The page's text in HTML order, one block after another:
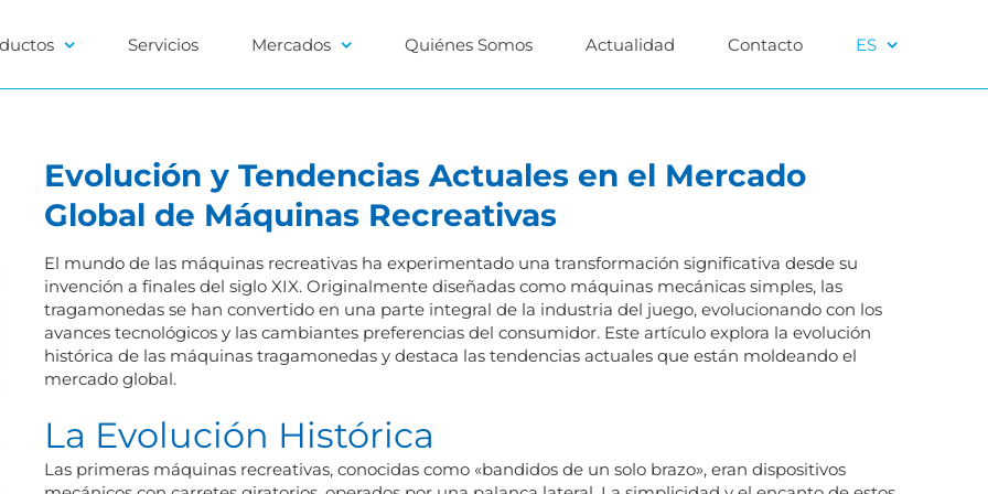
Servicios Mercados Quiénes Somos Actualidad Contacto ES
Evolución y Tendencias Actuales en el Mercado
Global de Máquinas Recreativas
El mundo de las máquinas recreativas ha experimentado una transformación significativa desde su
invención a finales del siglo XIX. Originalmente diseñadas como máquinas mecánicas simples, las
tragamonedas se han convertido en una parte integral de la industria del juego, evolucionando con los
avances tecnológicos y las cambiantes preferencias del consumidor. Este artículo explora la evolución
histórica de las máquinas tragamonedas y destaca las tendencias actuales que están moldeando el
mercado global.
La Evolución Histórica
Las primeras máquinas recreativas, conocidas como «bandidos de un solo brazo», eran dispositivos